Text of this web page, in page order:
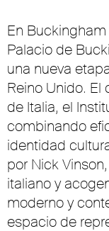
En
Palacio de
una nueva
Reino Unido.
de Italia, el
combinando
identidad
por Nick
italiano y
moderno y
espacio de